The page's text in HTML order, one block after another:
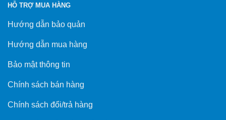
HỖ TRỢ MUA HÀNG
Hướng dẫn bảo quản
Hướng dẫn mua hàng
Bảo mật thông tin
Chính sách bán hàng
Chính sách đổi/trả hàng